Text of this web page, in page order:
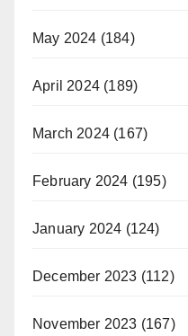
May 2024 (184)
April 2024 (189)
March 2024 (167)
February 2024 (195)
January 2024 (124)
December 2023 (112)
November 2023 (167)